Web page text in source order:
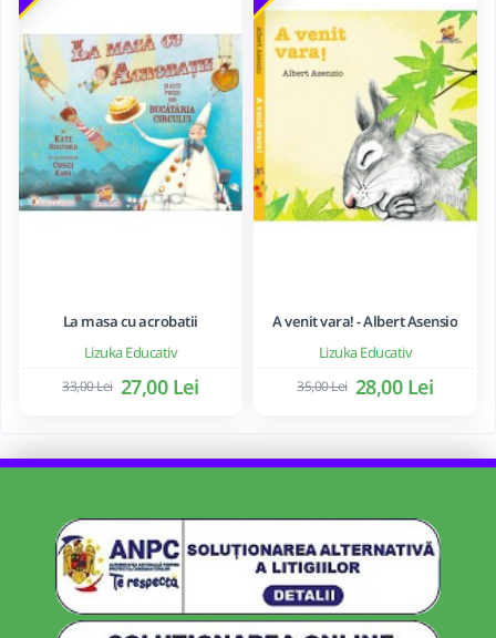
Lizuka Educativ
La masa cu acrobatii
27,00 Lei
33,00 Lei
Lizuka Educativ
A venit vara! - Albert Asensio
28,00 Lei
35,00 Lei